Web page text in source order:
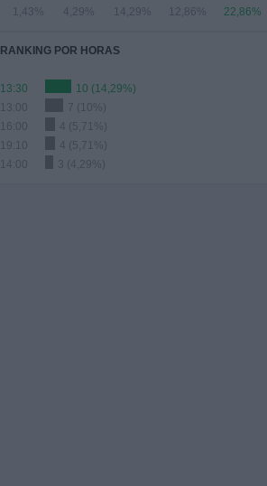
1,43% 4,29% 14,29% 12,86% 22,86%
RANKING POR HORAS
13:30
10 (14,29%)
13:00
7 (10%)
16:00
4 (5,71%)
19:10
4 (5,71%)
3 (4,29%)